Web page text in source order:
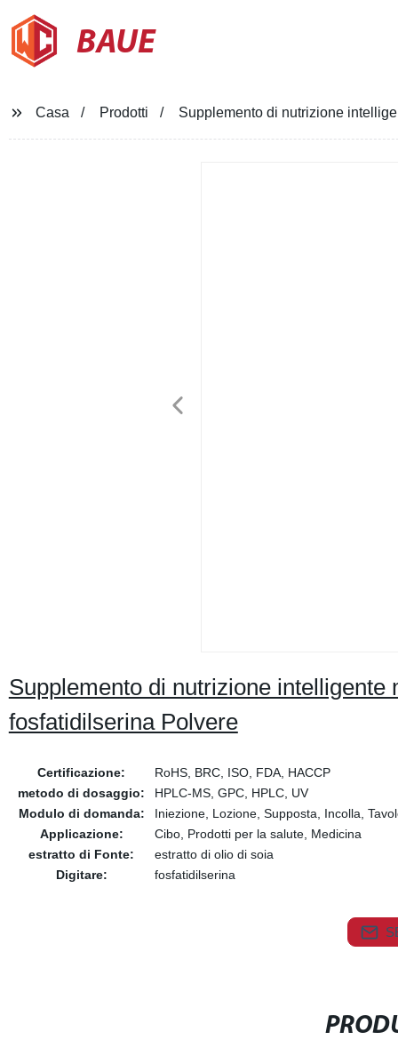
BAUE
Casa Prodotti Supplemento di nutrizione
Supplemento di nutrizione
fosfatidilserina Polvere
Certificazione:
RoHS, BRC, ISO, FDA, HACCP
metodo di dosaggio:
HPLC-MS, GPC, HPLC, UV
Modulo di domanda:
Iniezione, Lozione, Supposta, Incolla,
Applicazione:
Cibo, Prodotti per la salute, Medicina
estratto di Fonte:
estratto di olio di soia
Digitare:
fosfatidilserina